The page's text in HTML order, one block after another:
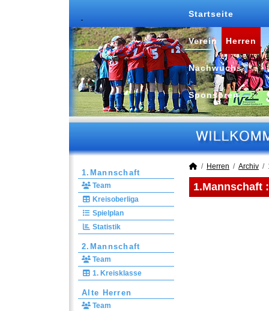
Startseite
Verein Herren
Nachwuchs
Sponsoren
1.Mannschaft
Team
Kreisoberliga
Spielplan
Statistik
2.Mannschaft
Team
1. Kreisklasse
Alte Herren
Team
Herren Archiv
1.Mannschaft